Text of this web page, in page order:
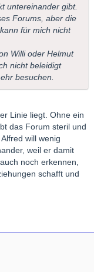
untereinander gibt.
Forums, aber die
für mich nicht
Willi oder Helmut
nicht beleidigt
besuchen.
Linie liegt. Ohne ein
das Forum steril und
will wenig
weil er damit
noch erkennen,
schafft und